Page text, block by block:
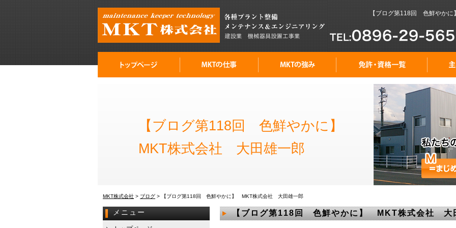
【ブログ第118回 色鮮やか
【ブログ第118回 色鮮やかに】
MKT株式会社 大田雄一郎
MKT株式会社 > ブログ > 【ブログ第118回 色鮮やかに】 MKT株式会社 大田雄一郎
【ブログ第118回 色鮮やかに】 MKT株式会社 大
メニュー